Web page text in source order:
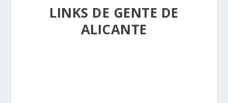
LINKS DE GENTE DE
ALICANTE